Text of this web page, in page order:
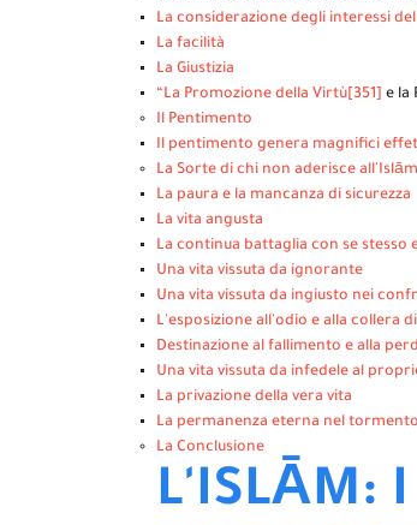
La considerazione degli interessi
La facilità
La Giustizia
“La Promozione della Virtù[351] e la
Il Pentimento
Il pentimento genera magnifici
La Sorte di chi non aderisce all'Islām
La paura e la mancanza di sicurezza
La vita angusta
La continua battaglia con se
Una vita vissuta da ignorante
Una vita vissuta da ingiusto nei
L'esposizione all'odio e alla collera
Destinazione al fallimento e alla
Una vita vissuta da infedele al
La privazione della vera vita
La permanenza eterna nel tormento
La Conclusione
L'ISLĀM: I